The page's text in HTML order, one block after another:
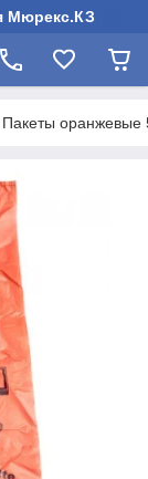
Мюрекс.КЗ
Пакеты оранжевые